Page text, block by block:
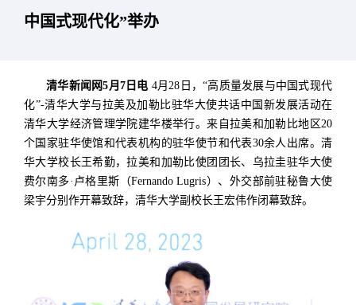
中国式现代化”举办
清华新闻网5月7日电 4月28日，“高质量发展与中国式现代
化”-清华大学与拉美及加勒比驻华大使共话中国新发展活动在
清华大学经济管理学院建华楼举行。来自拉美和加勒比地区20
个国家驻华使馆和代表机构的驻华使节和代表30余人出席。清
华大学校长王希勤，拉美和加勒比使团团长、乌拉圭驻华大使
费尔南多·卢格里斯（Fernando Lugris）、外交部前驻秘鲁大使
梁宇分别作开幕致辞，清华大学副校长王宏伟作闭幕致辞。